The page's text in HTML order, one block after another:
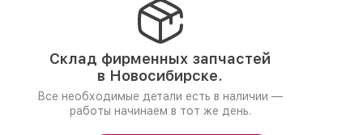
Склад фирменных запчастей
в Новосибирске.
Все необходимые детали есть в наличии —
работы начинаем в тот же день.